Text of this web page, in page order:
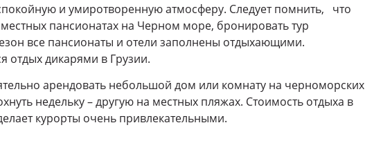
и умиротворенную атмосферу. Следует помнить, что
пансионатах на Черном море, бронировать тур
все пансионаты и отели заполнены отдыхающими.
отдых дикарями в Грузии.
арендовать небольшой дом или комнату на черноморских
недельку – другую на местных пляжах. Стоимость отдыха в
курорты очень привлекательными.